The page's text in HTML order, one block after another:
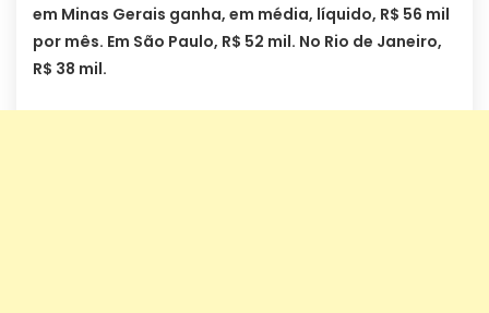
em Minas Gerais ganha, em média, líquido, R$ 56 mil
por mês. Em São Paulo, R$ 52 mil. No Rio de Janeiro,
R$ 38 mil.